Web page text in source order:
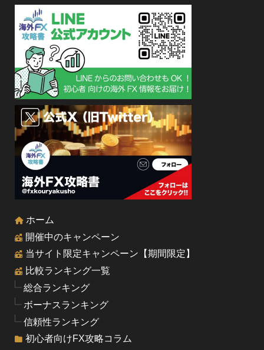
ホーム
開催中のキャンペーン
当サイト限定キャンペーン【期間限定】
比較ランキング一覧
総合ランキング
ボーナスランキング
信頼性ランキング
初心者向けFX攻略コラム